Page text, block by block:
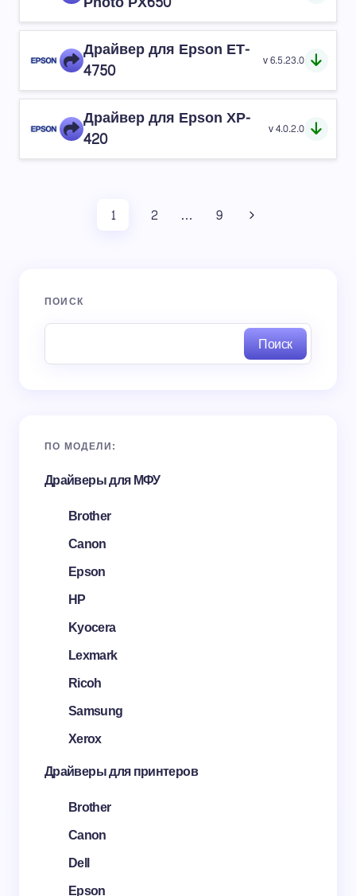
Драйвер для Epson ET-
4750
v 6.5.23.0
Драйвер для Epson XP-
420
v 4.0.2.0
1 2 … 9
ПОИСК
Поиск
ПО МОДЕЛИ:
Драйверы для МФУ
Brother
Canon
Epson
HP
Kyocera
Lexmark
Ricoh
Samsung
Xerox
Драйверы для принтеров
Brother
Canon
Dell
Epson